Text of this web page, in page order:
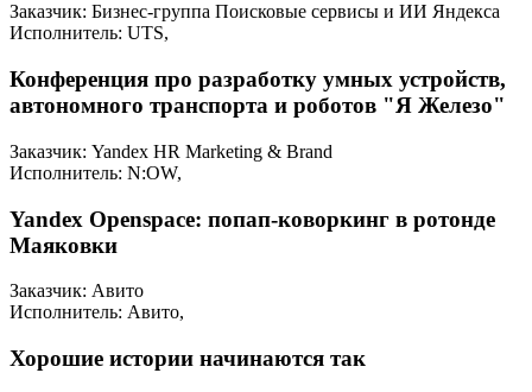
Заказчик: Бизнес-группа Поисковые сервисы и ИИ Яндекса
Исполнитель: UTS,
Конференция про разработку умных устройств,
автономного транспорта и роботов "Я Железо"
Заказчик: Yandex HR Marketing & Brand
Исполнитель: N:OW,
Yandex Openspace: попап-коворкинг в ротонде
Маяковки
Заказчик: Авито
Исполнитель: Авито,
Хорошие истории начинаются так